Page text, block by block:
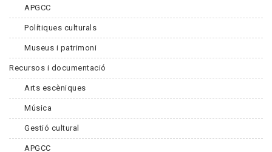
APGCC
Polítiques culturals
Museus i patrimoni
Recursos i documentació
Arts escèniques
Música
Gestió cultural
APGCC